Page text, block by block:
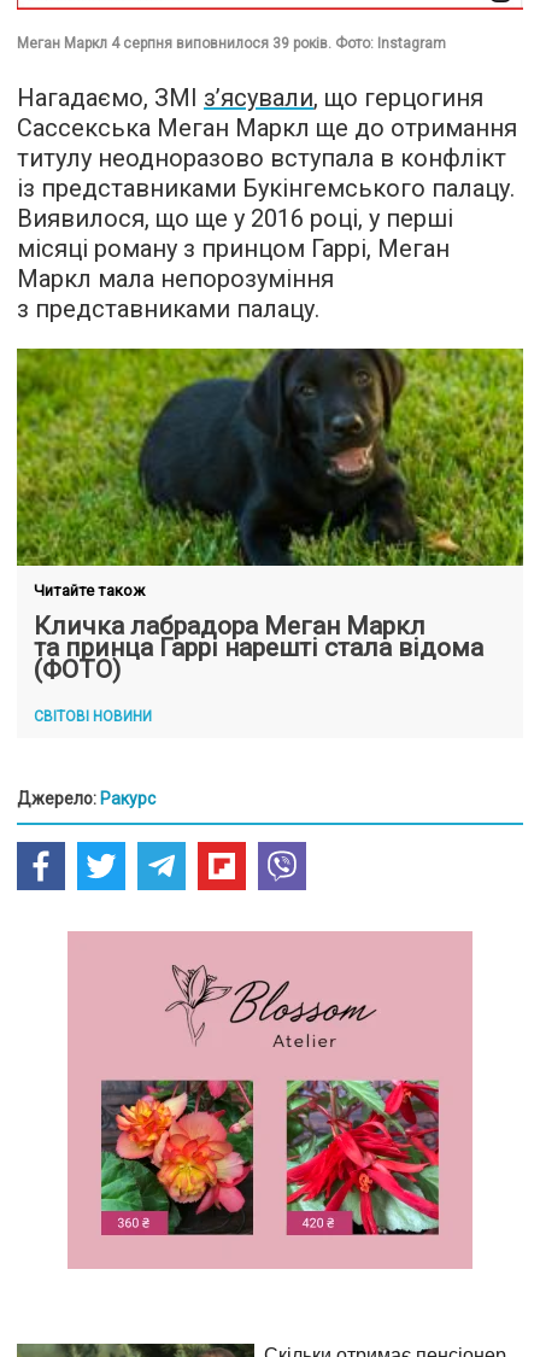
Меган Маркл 4 серпня виповнилося 39 років. Фото: Instagram
Нагадаємо, ЗМІ з’ясували, що герцогиня
Сассекська Меган Маркл ще до отримання
титулу неодноразово вступала в конфлікт
із представниками Букінгемського палацу.
Виявилося, що ще у 2016 році, у перші
місяці роману з принцом Гаррі, Меган
Маркл мала непорозуміння
з представниками палацу.
Читайте також
Кличка лабрадора Меган Маркл
та принца Гаррі нарешті стала відома
(ФОТО)
СВІТОВІ НОВИНИ
Джерело: Ракурс